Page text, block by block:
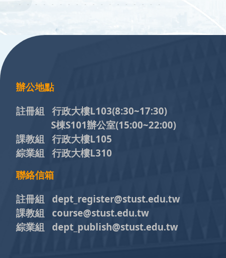
:::
辦公地點
註冊組 行政大樓L103(8:30~17:30)
S棟S101辦公室(15:00~22:00)
課教組 行政大樓L105
綜業組 行政大樓L310
聯絡信箱
註冊組 dept_register@stust.edu.tw
課教組 course@stust.edu.tw
綜業組 dept_publish@stust.edu.tw